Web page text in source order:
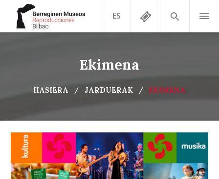
ES
Ekimena
HASIERA JARDUERAK EKIMENA